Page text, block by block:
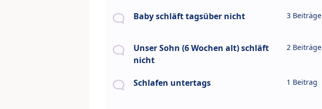
Baby schläft tagsüber nicht 3 Beiträge
Unser Sohn (6 Wochen alt) schläft
nicht
2 Beiträge
Schlafen untertags 1 Beitrag